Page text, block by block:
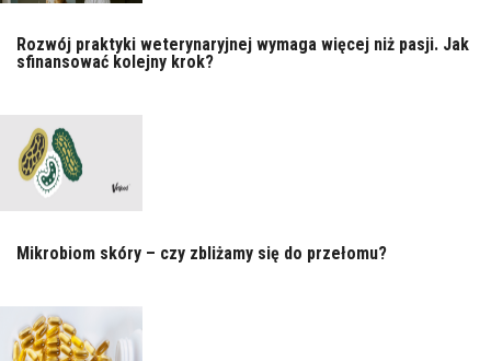
Rozwój praktyki weterynaryjnej wymaga więcej niż pasji. Jak
sfinansować kolejny krok?
Mikrobiom skóry – czy zbliżamy się do przełomu?